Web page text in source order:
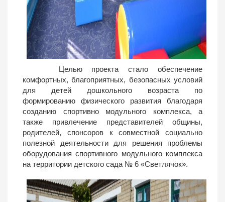
Целью проекта стало обеспечение
комфортных, благоприятных, безопасных условий
для детей дошкольного возраста по
формированию физического развития благодаря
созданию спортивно модульного комплекса, а
также привлечение представителей общины,
родителей, спонсоров к совместной социально
полезной деятельности для решения проблемы
оборудования спортивного модульного комплекса
на территории детского сада № 6 «Светлячок».